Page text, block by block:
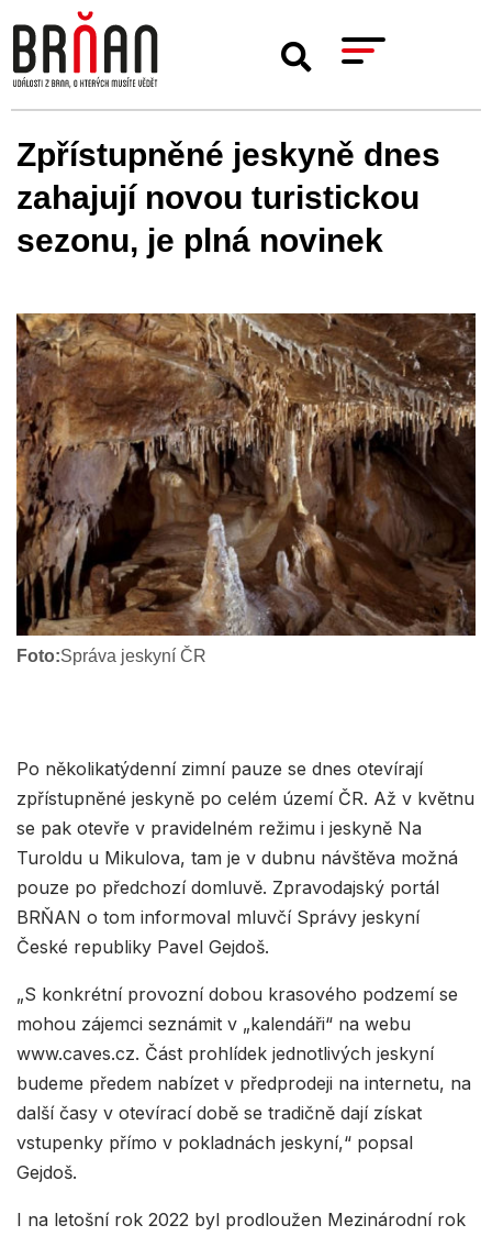
Zpřístupněné jeskyně dnes
zahajují novou turistickou
sezonu, je plná novinek
Foto:Správa jeskyní ČR
Po několikatýdenní zimní pauze se dnes otevírají
zpřístupněné jeskyně po celém území ČR. Až v květnu
se pak otevře v pravidelném režimu i jeskyně Na
Turoldu u Mikulova, tam je v dubnu návštěva možná
pouze po předchozí domluvě. Zpravodajský portál
BRŇAN o tom informoval mluvčí Správy jeskyní
České republiky Pavel Gejdoš.
„S konkrétní provozní dobou krasového podzemí se
mohou zájemci seznámit v „kalendáři“ na webu
www.caves.cz. Část prohlídek jednotlivých jeskyní
budeme předem nabízet v předprodeji na internetu, na
další časy v otevírací době se tradičně dají získat
vstupenky přímo v pokladnách jeskyní,“ popsal
Gejdoš.
I na letošní rok 2022 byl prodloužen Mezinárodní rok